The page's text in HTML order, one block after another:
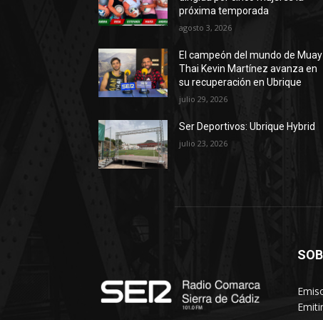
próxima temporada
agosto 3, 2026
El campeón del mundo de Muay
Thai Kevin Martínez avanza en
su recuperación en Ubrique
julio 29, 2026
Ser Deportivos: Ubrique Hybrid
julio 23, 2026